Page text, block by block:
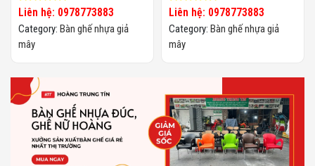
Liên hệ: 0978773883
Category: Bàn ghế nhựa giả
mây
Liên hệ: 0978773883
Category: Bàn ghế nhựa giả
mây